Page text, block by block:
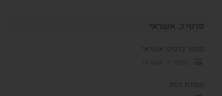
מספר כרטיס אשראי
תעודת זהות